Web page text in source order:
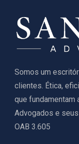
Somos um
clientes. Ética,
que fundamentam
Advogados e
OAB 3.605